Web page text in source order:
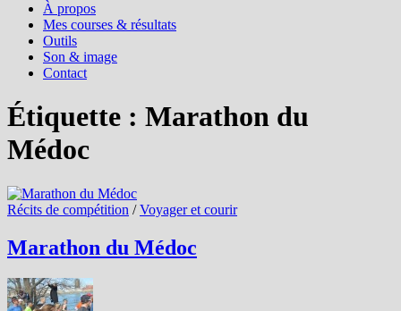
À propos
Mes courses & résultats
Outils
Son & image
Contact
Étiquette : Marathon du
Médoc
Récits de compétition /Voyager et courir
Marathon du Médoc